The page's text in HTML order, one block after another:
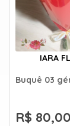
IARA
Buquê 03
R$ 80,00